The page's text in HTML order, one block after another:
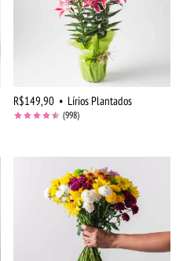
R$149,90 • Lírios Plantados
(998)